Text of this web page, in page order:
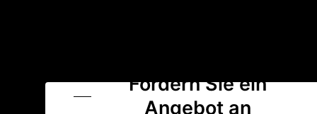
Fordern Sie ein
Angebot an